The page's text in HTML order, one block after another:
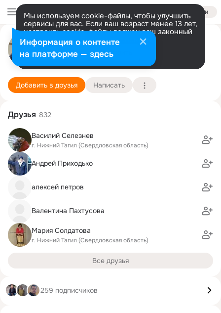
Войти
Мы используем cookie-файлы, чтобы улучшить
сервисы для вас. Если ваш возраст менее 13 лет,
настроить cookie-файлы должен ваш законный
представитель. Больше информации
Разрешить все Настроить
Игорь Железков
Нижний Тагил
Подробнее
Добавить в друзья Написать
Друзья 832
Василий Селезнев
г. Нижний Тагил (Свердловская область)
Андрей Приходько
алексей петров
Валентина Пахтусова
Мария Солдатова
г. Нижний Тагил (Свердловская область)
Все друзья
259 подписчиков
Информация о контенте
на платформе — здесь